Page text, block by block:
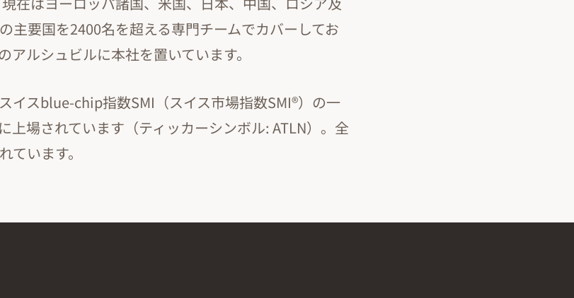
主要国を2400名を超える専門チームでカバーしてお
アルシュビルに本社を置いています。
イスblue-chip指数SMI（スイス市場指数SMI®）の一
上場されています（ティッカーシンボル: ATLN）。全
ています。